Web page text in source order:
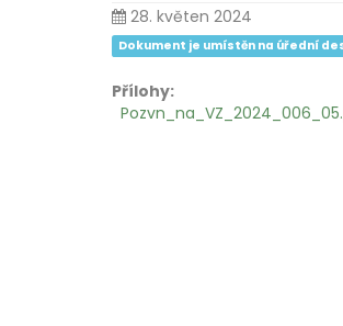
28. květen 2024
Dokument je umístěn na úřední
Přílohy: